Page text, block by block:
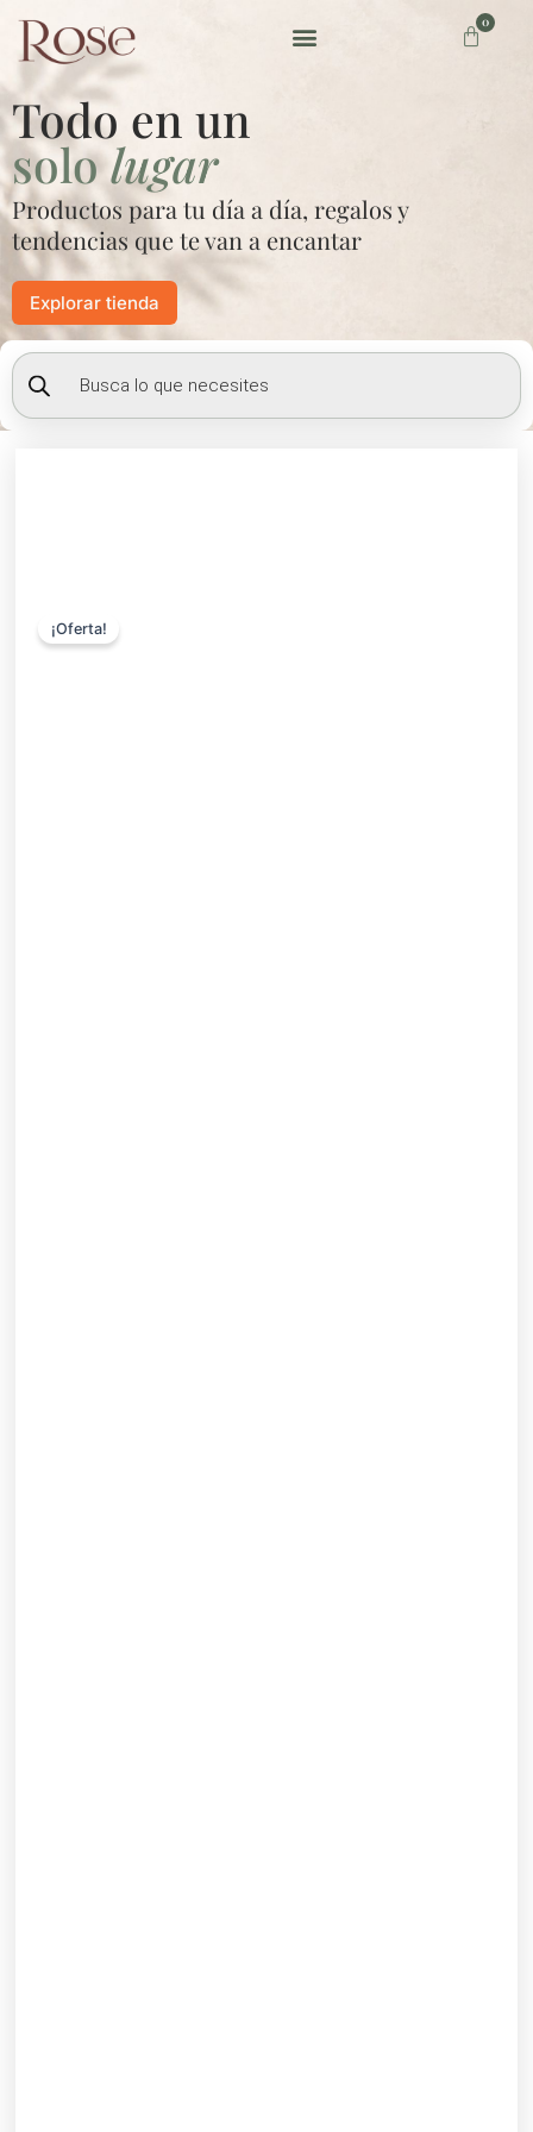
contenido
0
Carrito
Todo en un
sololugar
Productos para tu día a día, regalos y
tendencias que te van a encantar
Explorar tienda
Búsqueda
de
productos
¡Oferta!